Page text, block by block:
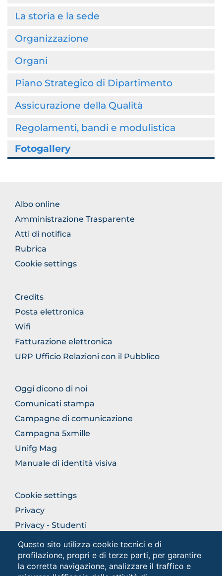
Questo sito utilizza cookie tecnici e di
profilazione, propri e di terze parti, per garantire
la corretta navigazione, analizzare il traffico e
La storia e la sede
Organizzazione
Organi
Piano Strategico di Dipartimento
Assicurazione della Qualità
Regolamenti, bandi e modulistica
Fotogallery
FOOTER
NORMATIVA
Albo online
Amministrazione Trasparente
Atti di notifica
Rubrica
Cookie settings
FOOTER
GENERICO
Credits
Posta elettronica
Wifi
Fatturazione elettronica
URP Ufficio Relazioni con il Pubblico
FOOTER
COMUNICAZIONE
Oggi dicono di noi
Comunicati stampa
Campagne di comunicazione
Campagna 5xmille
Unifg Mag
Manuale di identità visiva
FOOTER
COLONNA
DESTRA
Cookie settings
Privacy
Privacy - Studenti
Social